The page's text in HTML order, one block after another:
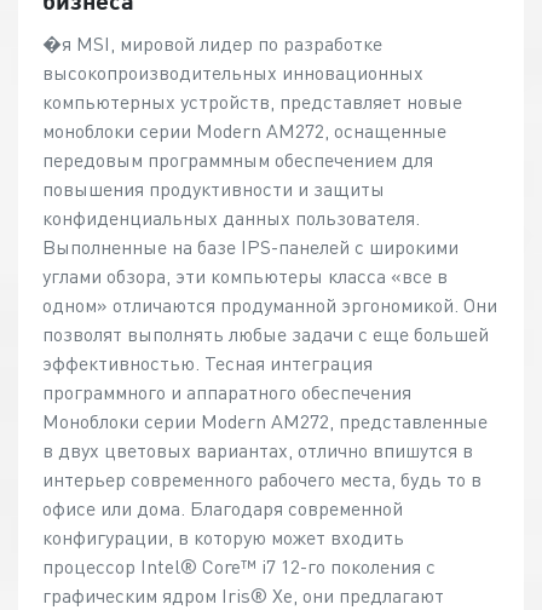
�я MSI, мировой лидер по разработке
высокопроизводительных инновационных
компьютерных устройств, представляет новые
моноблоки серии Modern AM272, оснащенные
передовым программным обеспечением для
повышения продуктивности и защиты
конфиденциальных данных пользователя.
Выполненные на базе IPS-панелей с широкими
углами обзора, эти компьютеры класса «все в
одном» отличаются продуманной эргономикой. Они
позволят выполнять любые задачи с еще большей
эффективностью. Тесная интеграция
программного и аппаратного обеспечения
Моноблоки серии Modern AM272, представленные
в двух цветовых вариантах, отлично впишутся в
интерьер современного рабочего места, будь то в
офисе или дома. Благодаря современной
конфигурации, в которую может входить
процессор Intel® Core™ i7 12-го поколения с
графическим ядром Iris® Xe, они предлагают